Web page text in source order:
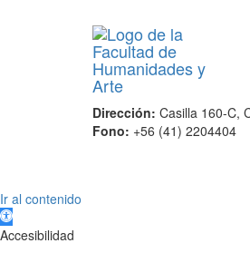
Dirección: Casilla 160-C,
Fono: +56 (41) 2204404
Scroll
Up
Ir al contenido
Abrir barra de herramientas
Accesibilidad